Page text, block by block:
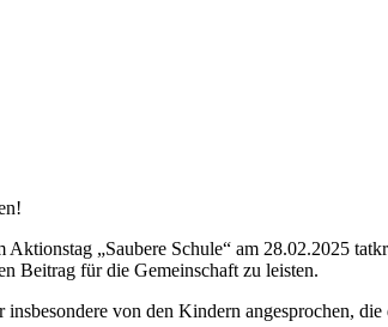
„Saubere Schule“ am 28.02.2025
Beitrag für die Gemeinschaft zu leisten.
von den Kindern angesprochen,